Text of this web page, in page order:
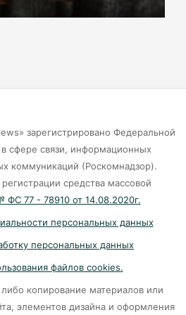
два уголовных дела. В
“гастролёр” из
палочки» прогремел
зарегистрировано Федеральной
сфере связи, информационных
коммуникаций (Роскомнадзор).
средства массовой
77 - 78910 от 14.08.2020г.
персональных данных
персональных данных
файлов cookies.
копирование материалов или
элементов дизайна и оформления